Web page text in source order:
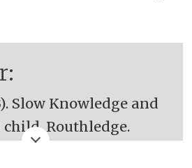
Slow Knowledge and
Routhledge.